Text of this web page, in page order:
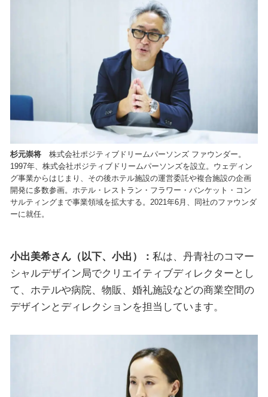
杉元崇将株式会社ポジティブドリームパーソンズ ファウンダー。
1997年、株式会社ポジティブドリームパーソンズを設立。ウェディン
グ事業からはじまり、その後ホテル施設の運営委託や複合施設の企画
開発に多数参画。ホテル・レストラン・フラワー・バンケット・コン
サルティングまで事業領域を拡大する。2021年6月、同社のファウンダ
ーに就任。
小出美希さん（以下、小出）： 私は、丹青社のコマー
シャルデザイン局でクリエイティブディレクターとし
て、ホテルや病院、物販、婚礼施設などの商業空間の
デザインとディレクションを担当しています。